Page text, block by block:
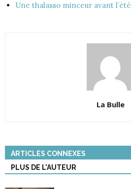
Une thalasso minceur avant l’été
La Bulle
ARTICLES CONNEXES
PLUS DE L'AUTEUR